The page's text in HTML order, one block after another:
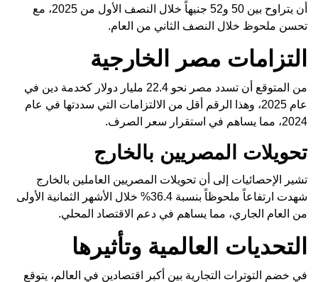
أن يتراوح بين 50 و52 جنيهاً خلال النصف الأول من 2025، مع
تحسن ملحوظ خلال النصف الثاني من العام.
التزامات مصر الخارجية
من المتوقع أن تسدد مصر نحو 22.4 مليار دولار كخدمة دين في
عام 2025، وهذا الرقم أقل من الالتزامات التي سددتها في عام
2024، مما يساهم في استقرار سعر الصرف.
تحويلات المصريين بالخارج
تشير الإحصائيات إلى أن تحويلات المصريين العاملين بالخارج
شهدت ارتفاعاً ملحوظاً بنسبة 36.4% خلال الأشهر الثمانية الأولى
من العام الجاري، مما يساهم في دعم الاقتصاد المحلي.
التحديات العالمية وتأثيرها
في خضم التوترات التجارية بين أكبر اقتصادين في العالم، يتوقع